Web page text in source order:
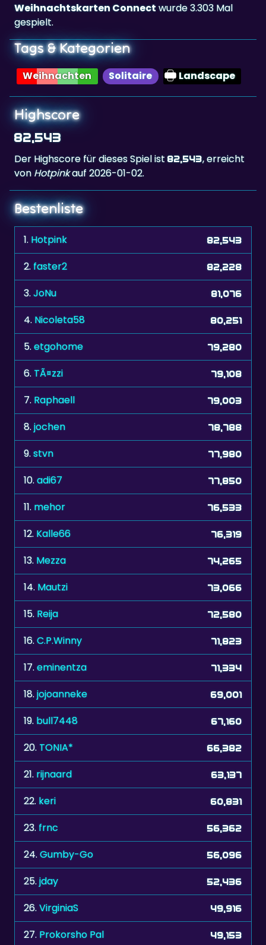
Weihnachtskarten Connectwurde 3.303 Mal
gespielt.
Tags & Kategorien
Weihnachten Solitaire Landscape
Highscore
82,543
Der Highscore für dieses Spiel ist82,543, erreicht
von Hotpinkauf 2026-01-02.
Bestenliste
1. Hotpink 82,543
2.faster2 82,228
3.JoNu 81,076
4. Nicoleta58 80,251
5.etgohome 79,280
6. TÃ¤zzi 79,108
7. Raphaell 79,003
8.jochen 78,788
9.stvn 77,980
10.adi67 77,850
11. mehor 76,533
12. Kalle66 76,319
13. Mezza 74,265
14. Mautzi 73,066
15. Reija 72,580
16.C.P.Winny 71,823
17.eminentza 71,334
18.jojoanneke 69,001
19. bull7448 67,160
20. TONIA* 66,382
21. rijnaard 63,137
22. keri 60,831
23.frnc 56,362
24.Gumby-Go 56,096
25.jday 52,436
26.VirginiaS 49,916
27. Prokorsho Pal 49,153